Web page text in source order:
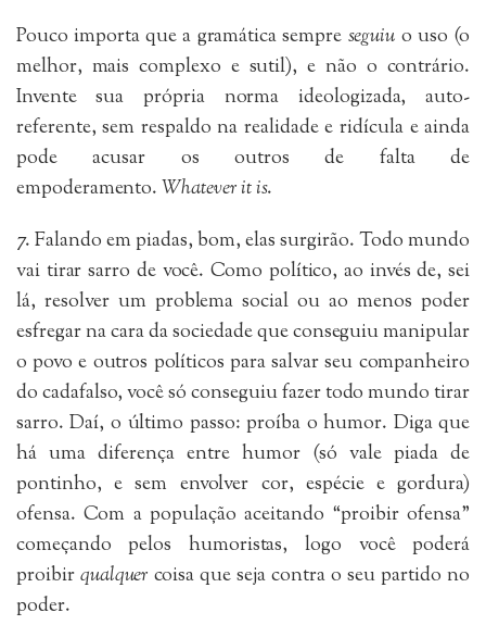
Pouco importa que a gramática sempre seguiu o uso (o
melhor, mais complexo e sutil), e não o contrário.
Invente sua própria norma ideologizada, auto-
referente, sem respaldo na realidade e ridícula e ainda
pode acusar os outros de falta de
empoderamento.Whatever it is.
7. Falando em piadas, bom, elas surgirão. Todo mundo
vai tirar sarro de você. Como político, ao invés de, sei
lá, resolver um problema social ou ao menos poder
esfregar na cara da sociedade que conseguiu manipular
o povo e outros políticos para salvar seu companheiro
do cadafalso, você só conseguiu fazer todo mundo tirar
sarro. Daí, o último passo: proíba o humor. Diga que
há uma diferença entre humor (só vale piada de
pontinho, e sem envolver cor, espécie e gordura)
ofensa. Com a população aceitando “proibir ofensa”
começando pelos humoristas, logo você poderá
proibirqualquer coisa que seja contra o seu partido no
poder.